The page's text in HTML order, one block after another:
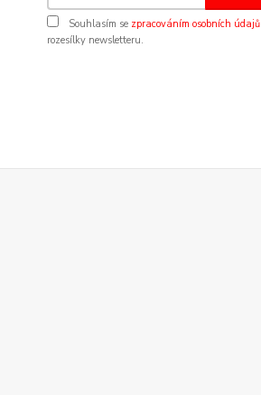
Souhlasím se zpracováním osobních údajů
rozesílky newsletteru.